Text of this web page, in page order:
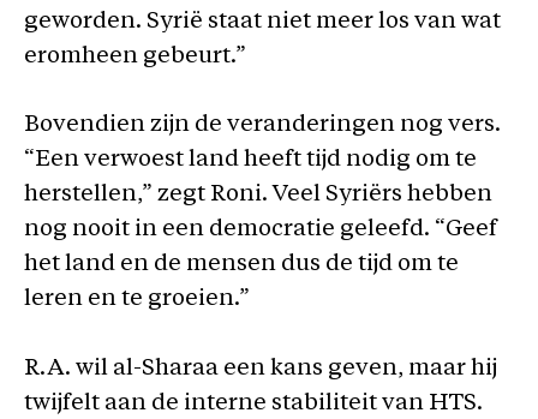
geworden. Syrië staat niet meer los van wat
eromheen gebeurt.”
Bovendien zijn de veranderingen nog vers.
“Een verwoest land heeft tijd nodig om te
herstellen,” zegt Roni. Veel Syriërs hebben
nog nooit in een democratie geleefd. “Geef
het land en de mensen dus de tijd om te
leren en te groeien.”
R.A. wil al-Sharaa een kans geven, maar hij
twijfelt aan de interne stabiliteit van HTS.